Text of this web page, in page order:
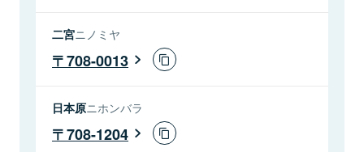
二宮ニノミヤ
708-0013
日本原ニホンバラ
708-1204